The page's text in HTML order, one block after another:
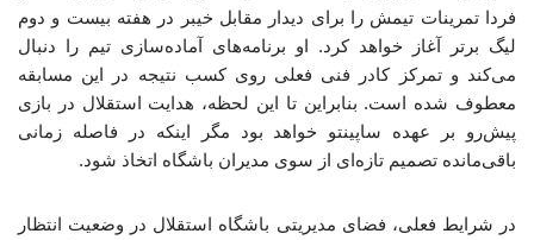
فردا تمرینات تیمش را برای دیدار مقابل خیبر در هفته بیست‌ و دوم
لیگ برتر آغاز خواهد کرد. او برنامه‌های آماده‌سازی تیم را دنبال
می‌کند و تمرکز کادر فنی فعلی روی کسب نتیجه در این مسابقه
معطوف شده است. بنابراین تا این لحظه، هدایت استقلال در بازی
پیش‌رو بر عهده ساپینتو خواهد بود مگر اینکه در فاصله زمانی
باقی‌مانده تصمیم تازه‌ای از سوی مدیران باشگاه اتخاذ شود.
در شرایط فعلی، فضای مدیریتی باشگاه استقلال در وضعیت انتظار